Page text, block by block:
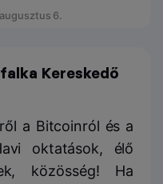
6.
Kereskedő
a Bitcoinról és a
oktatások, élő
közösség! Ha